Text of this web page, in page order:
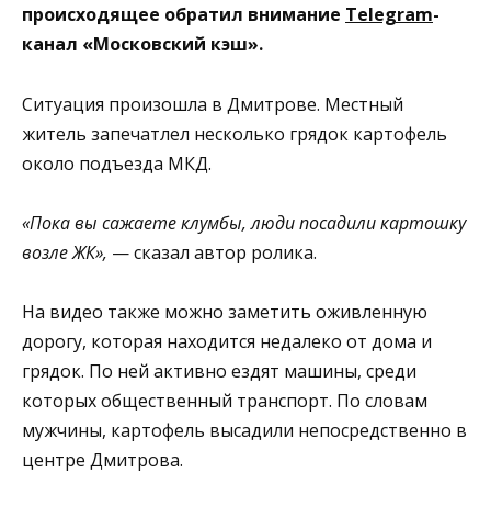
происходящее обратил внимание Telegram-
канал «Московский кэш».
Ситуация произошла в Дмитрове. Местный
житель запечатлел несколько грядок картофель
около подъезда МКД.
«Пока вы сажаете клумбы, люди посадили картошку
возле ЖК», — сказал автор ролика.
На видео также можно заметить оживленную
дорогу, которая находится недалеко от дома и
грядок. По ней активно ездят машины, среди
которых общественный транспорт. По словам
мужчины, картофель высадили непосредственно в
центре Дмитрова.